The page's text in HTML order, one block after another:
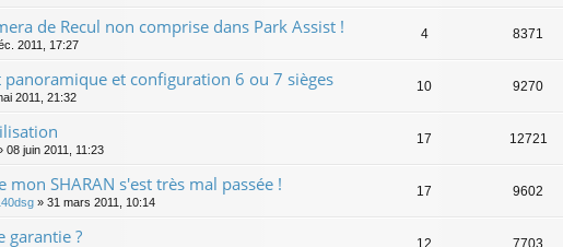
de Recul non comprise dans Park Assist !
2011, 17:27
4 8371
et configuration 6 ou 7 sièges
2011, 21:32
10 9270
08 juin 2011, 11:23
17 12721
mon SHARAN s'est très mal passée !
» 31 mars 2011, 10:14
17 9602
garantie ? 12 7703